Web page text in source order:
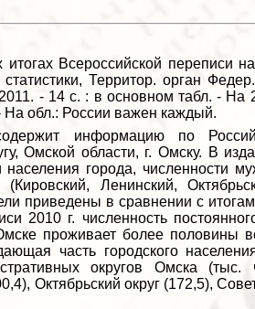
Всероссийской переписи
Территор. орган
- 14 с. : в основном табл. - На
На обл.: России важен каждый.
информацию по
Омской области, г. Омску. В
населения города, численности
(Кировский, Ленинский,
приведены в сравнении с
2010 г. численность
проживает более половины
часть городского
округов Омска (тыс.
Октябрьский округ (172,5),